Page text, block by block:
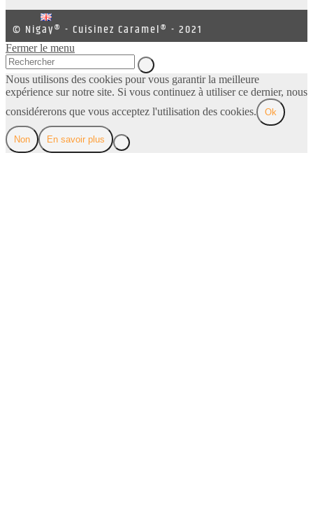
© Nigay® - Cuisinez Caramel® - 2021
Fermer le menu
Nous utilisons des cookies pour vous garantir la meilleure
expérience sur notre site. Si vous continuez à utiliser ce dernier, nous
considérerons que vous acceptez l'utilisation des cookies.
Ok
Non En savoir plus